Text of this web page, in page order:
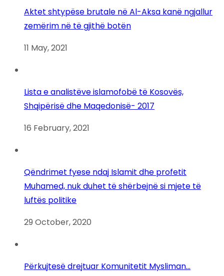
Aktet shtypëse brutale në Al-Aksa kanë ngjallur
zemërim në të gjithë botën
11 May, 2021
Lista e analistëve islamofobë të Kosovës,
Shqipërisë dhe Maqedonisë- 2017
16 February, 2021
Qëndrimet fyese ndaj Islamit dhe profetit
Muhamed, nuk duhet të shërbejnë si mjete të
luftës politike
29 October, 2020
Përkujtesë drejtuar Komunitetit Mysliman…